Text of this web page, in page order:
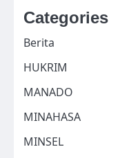
Categories
Berita
HUKRIM
MANADO
MINAHASA
MINSEL